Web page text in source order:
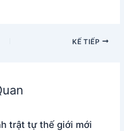
KẾ TIẾP
trật tự thế giới mới